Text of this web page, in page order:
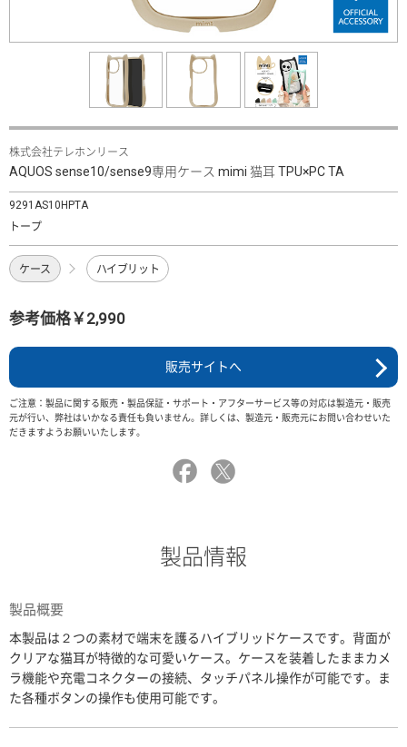
株式会社テレホンリース
AQUOS sense10/sense9専用ケース mimi 猫耳 TPU×PC TA
9291AS10HPTA
トープ
ケース ハイブリット
参考価格￥2,990
販売サイトへ
ご注意：製品に関する販売・製品保証・サポート・アフターサービス等の対応は製造元・販売
元が行い、弊社はいかなる責任も負いません。詳しくは、製造元・販売元にお問い合わせいた
だきますようお願いいたします。
製品情報
製品概要
本製品は２つの素材で端末を護るハイブリッドケースです。背面が
クリアな猫耳が特徴的な可愛いケース。ケースを装着したままカメ
ラ機能や充電コネクターの接続、タッチパネル操作が可能です。ま
た各種ボタンの操作も使用可能です。